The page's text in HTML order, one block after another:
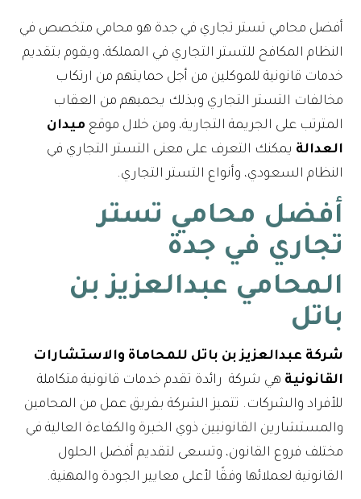
أفضل محامي تستر تجاري في جدة هو محامي متخصص في
النظام المكافح للتستر التجاري في المملكة، ويقوم بتقديم
خدمات قانونية للموكلين من أجل حمايتهم من ارتكاب
مخالفات التستر التجاري وبذلك يحميهم من العقاب
المترتب على الجريمة التجارية، ومن خلال موقع ميدان
العدالة يمكنك التعرف على معنى التستر التجاري في
النظام السعودي، وأنواع التستر التجاري.
أفضل محامي تستر
تجاري في جدة
المحامي عبدالعزيز بن
باتل
شركة عبدالعزيز بن باتل للمحاماة والاستشارات
القانونية هي شركة رائدة تقدم خدمات قانونية متكاملة
للأفراد والشركات. تتميز الشركة بفريق عمل من المحامين
والمستشارين القانونيين ذوي الخبرة والكفاءة العالية في
مختلف فروع القانون، وتسعى لتقديم أفضل الحلول
القانونية لعملائها وفقًا لأعلى معايير الجودة والمهنية.